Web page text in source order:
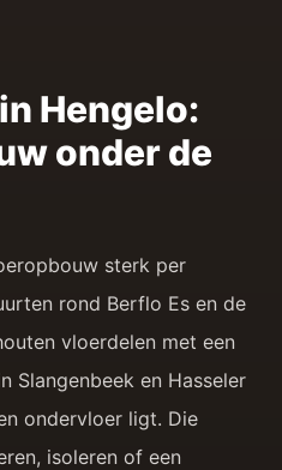
Hengelo:
onder de
sterk per
rond Berflo Es en de
vloerdelen met een
Slangenbeek en Hasseler
ondervloer ligt. Die
isoleren of een